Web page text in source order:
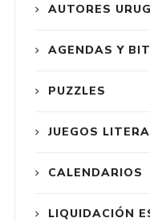
AUTORES
AGENDAS Y
PUZZLES
JUEGOS
CALENDARIOS
LIQUIDACIÓN